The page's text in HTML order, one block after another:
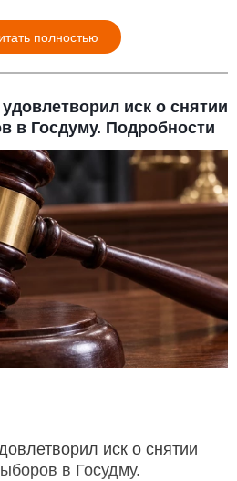
полностью
иск о снятии
в Госдуму. Подробности
иск о снятии
в Госудму.